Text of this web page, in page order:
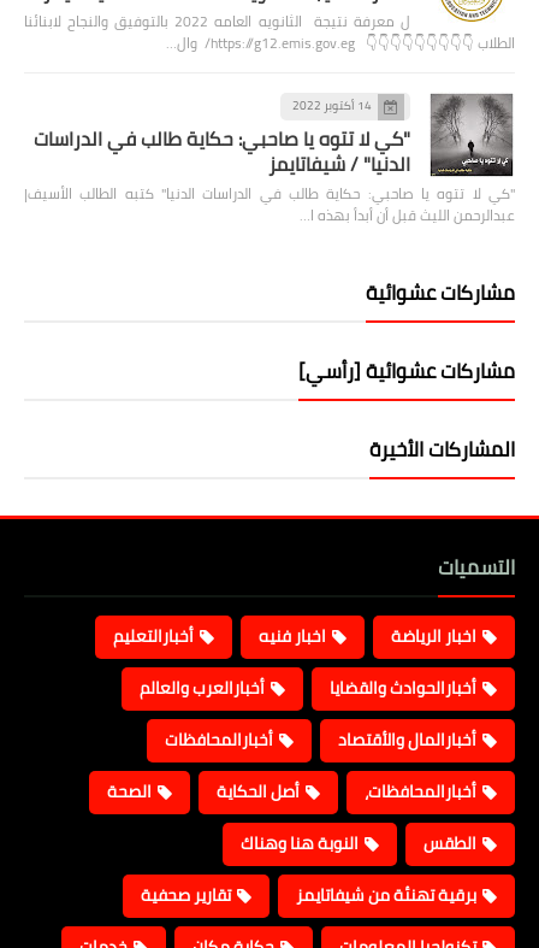
ل معرفة نتيجة الثانويه العامه 2022 بالتوفيق والنجاح لابنائنا
الطلاب 👇👇👇👇👇👇👇👇👇 https://g12.emis.gov.eg/ وال…
14 أكتوبر 2022
"كي لا تتوه يا صاحبي: حكاية طالب في الدراسات
الدنيا" / شيفاتايمز
"كي لا تتوه يا صاحبي: حكاية طالب في الدراسات الدنيا" كتبه الطالب الأسيف|
عبدالرحمن الليث قبل أن أبدأ بهذه ا…
مشاركات عشوائية
مشاركات عشوائية [رأسي]
المشاركات الأخيرة
التسميات
اخبار الرياضة اخبار فنيه
أخبارالتعليم
أخبارالحوادث والقضايا
أخبارالعرب والعالم
أخبارالمال والأقتصاد
أخبارالمحافظات
أخبارالمحافظات،
أصل الحكاية
الصحة
الطقس
النوبة هنا وهناك
برقية تهنئة من شيفاتايمز
تقارير صحفية